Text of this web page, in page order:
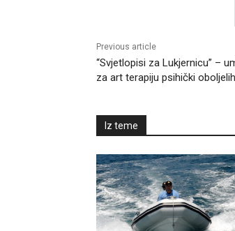
Previous article
“Svjetlopisi za Lukjernicu” –
za art terapiju psihički oboljelih
Iz teme